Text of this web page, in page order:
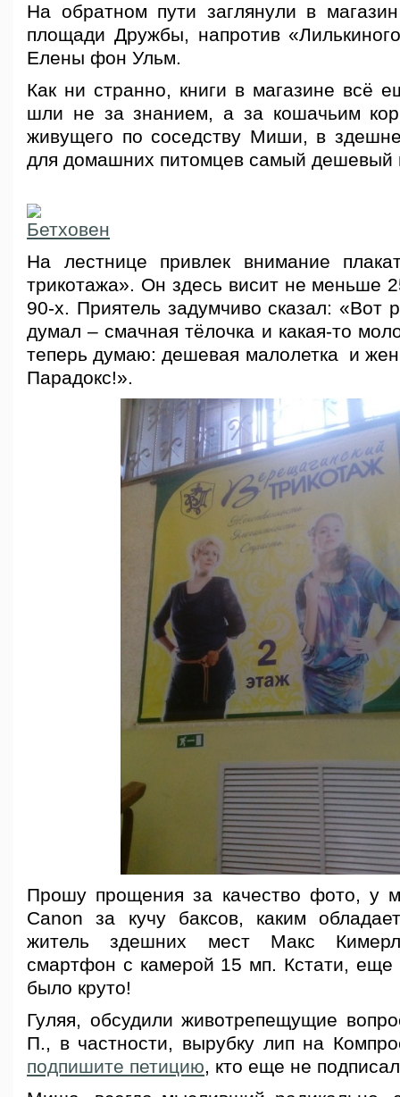
На обратном пути заглянули в
площади Дружбы, напротив
Елены фон Ульм.
Как ни странно, книги в магазине всё
шли не за знанием, а за кошачьим
живущего по соседству Миши, в
для домашних питомцев самый дешевый
На лестнице привлек внимание
трикотажа». Он здесь висит не меньше
90-х. Приятель задумчиво сказал: «Вот
думал – смачная тёлочка и какая-то
теперь думаю: дешевая малолетка и
Парадокс!».
Прошу прощения за качество фото, у
Canon за кучу баксов, каким
житель здешних мест Макс
смартфон с камерой 15 мп. Кстати, еще
было круто!
Гуляя, обсудили животрепещущие
П., в частности, вырубку лип на
подпишите петицию, кто еще не